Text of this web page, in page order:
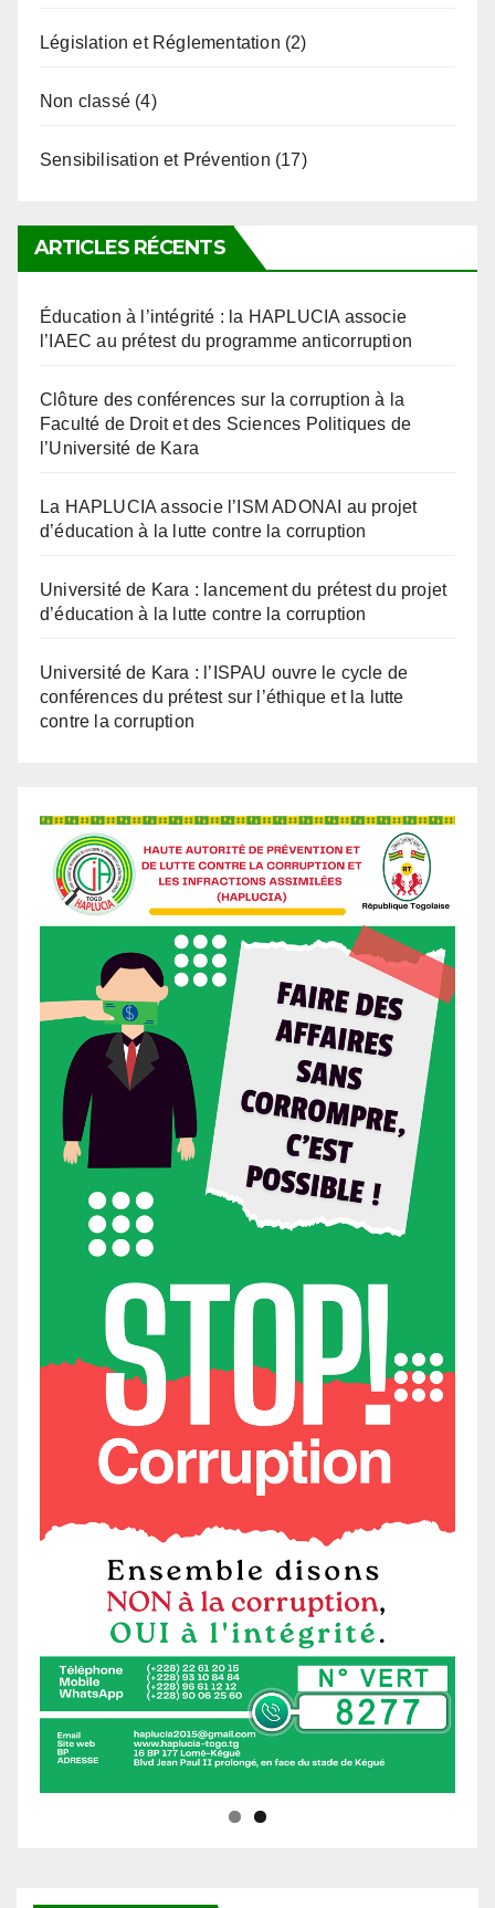
ARTICLES RÉCENTS
l’IAEC au prétest du programme anticorruption
Faculté de Droit et des Sciences Politiques de
l’Université de Kara
d’éducation à la lutte contre la corruption
d’éducation à la lutte contre la corruption
conférences du prétest sur l’éthique et la lutte
contre la corruption